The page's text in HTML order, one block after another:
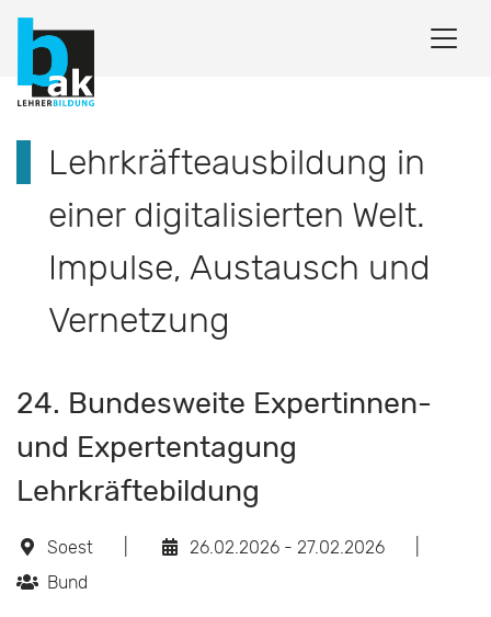
Lehrkräfteausbildung in
einer digitalisierten Welt.
Impulse, Austausch und
Vernetzung
24. Bundesweite Expertinnen-
und Expertentagung
Lehrkräftebildung
Soest 26.02.2026 - 27.02.2026
Bund